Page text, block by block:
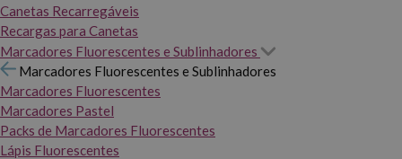
Canetas Recarregáveis
Recargas para Canetas
Marcadores Fluorescentes e Sublinhadores
Marcadores Fluorescentes e Sublinhadores
Marcadores Fluorescentes
Marcadores Pastel
Packs de Marcadores Fluorescentes
Lápis Fluorescentes